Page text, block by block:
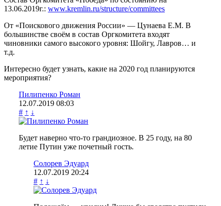
13.06.2019г.: www.kremlin.ru/structure/committees
От «Поискового движения России» — Цунаева Е.М. В
большинстве своём в состав Оргкомитета входят
чиновники самого высокого уровня: Шойгу, Лавров… и
т.д.
Интересно будет узнать, какие на 2020 год планируются
мероприятия?
Пилипенко Роман
12.07.2019 08:03
# ↑ ↓
Будет наверно что-то грандиозное. В 25 году, на 80
летие Путин уже почетный гость.
Солорев Эдуард
12.07.2019 20:24
# ↑ ↓